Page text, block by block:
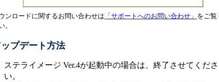
ンロードに関するお問い合わせは 「サポートへのお問い合わせ」 をご覧
。
プデート方法
ステライメージ Ver.4が起動中の場合は、終了させてくださ
い。